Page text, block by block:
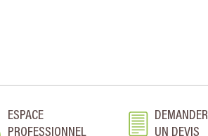
ESPACE
PROFESSIONNEL
DEMANDER
UN DEVIS